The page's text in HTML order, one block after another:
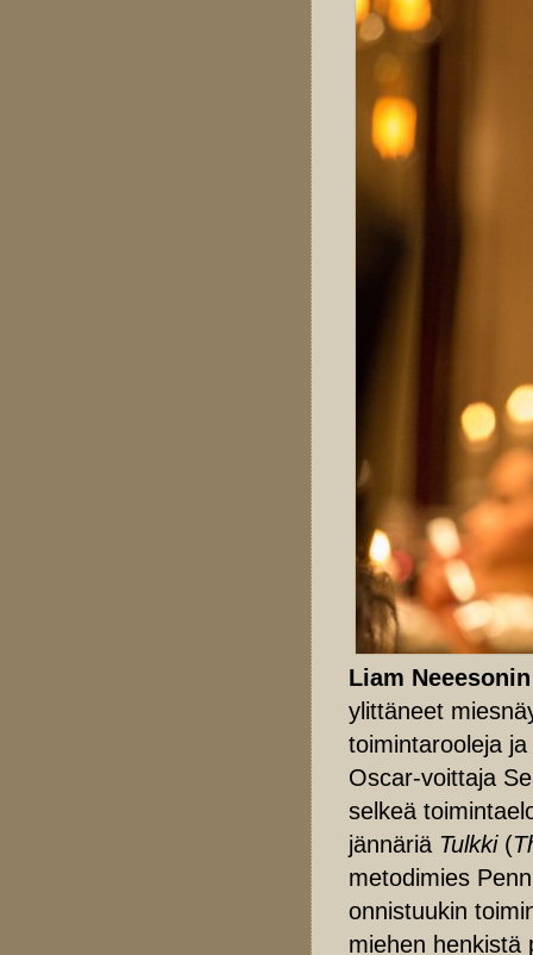
Liam Neeesonin
ylittäneet
toimintarooleja
Oscar-voittaja
selkeä
jännäriä Tulkki(
metodimies
onnistuukin
miehen henkistä